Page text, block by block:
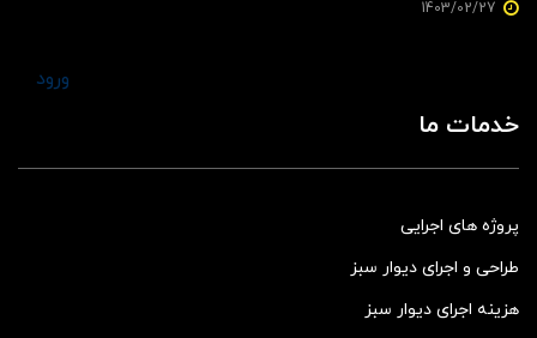
ورود
خدمات ما
پروژه های اجرایی
طراحی و اجرای دیوار سبز
هزینه اجرای دیوار سبز